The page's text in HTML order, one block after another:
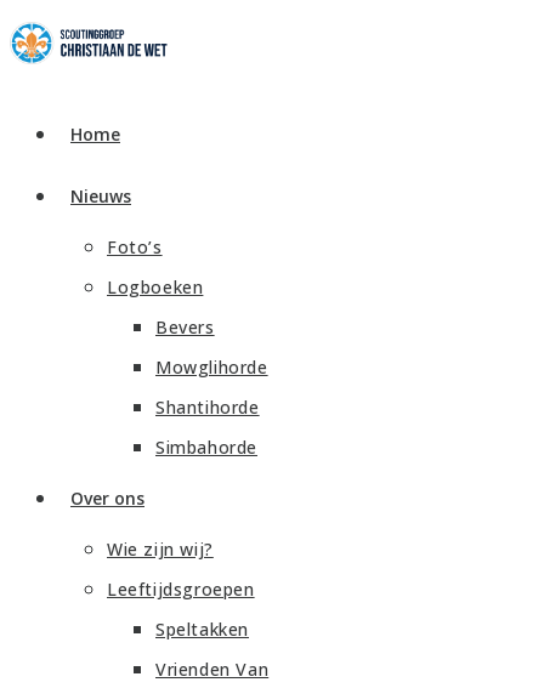
Ga
naar
Home
Nieuws
Foto’s
Logboeken
Bevers
Mowglihorde
Shantihorde
Simbahorde
Over ons
Wie zijn wij?
Leeftijdsgroepen
Speltakken
Vrienden Van